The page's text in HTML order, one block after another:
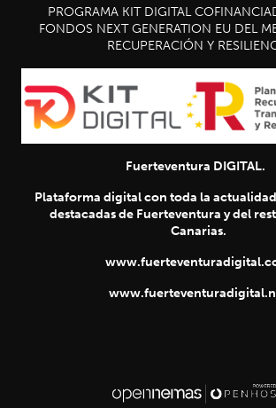
PROGRAMA KIT DIGITAL
FONDOS NEXT GENERATION EU DEL
RECUPERACIÓN Y
Fuerteventura DIGITAL.
Plataforma digital con toda la
destacadas de Fuerteventura y del
Canarias.